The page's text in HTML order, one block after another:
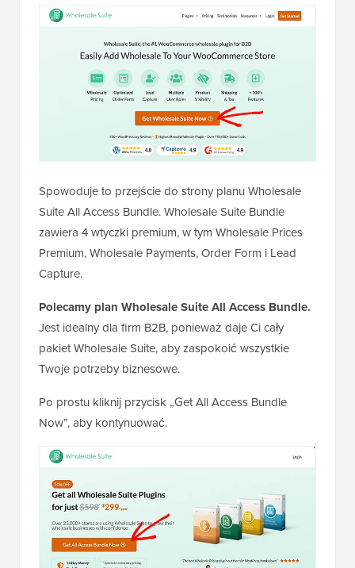
Spowoduje to przejście do strony planu Wholesale
Suite All Access Bundle. Wholesale Suite Bundle
zawiera 4 wtyczki premium, w tym Wholesale Prices
Premium, Wholesale Payments, Order Form i Lead
Capture.
Polecamy plan Wholesale Suite All Access Bundle.
Jest idealny dla firm B2B, ponieważ daje Ci cały
pakiet Wholesale Suite, aby zaspokoić wszystkie
Twoje potrzeby biznesowe.
Po prostu kliknij przycisk „Get All Access Bundle
Now”, aby kontynuować.